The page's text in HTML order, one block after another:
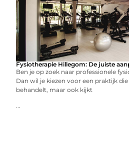
Fysiotherapie Hillegom: De juiste
Ben je op zoek naar professionele
Dan wil je kiezen voor een praktijk
behandelt, maar ook kijkt
...